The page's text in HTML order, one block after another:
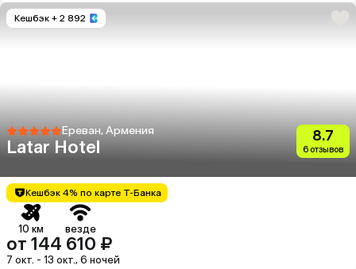
Кешбэк + 2 892
Ереван, Армения
Latar Hotel
8.7
6 отзывов
Кешбэк 4% по карте Т-Банка
10 км везде
от 144 610 ₽
7 окт. - 13 окт., 6 ночей